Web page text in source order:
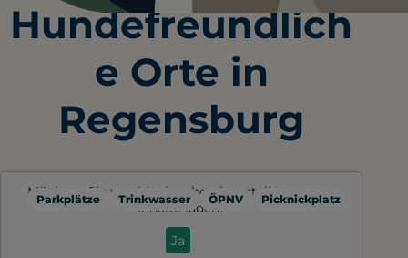
Hundefreundlich
e Orte in
Regensburg
Parkplätze Trinkwasser ÖPNV Picknickplatz
Möchten Sie von Mapbox
bereitgestellte externe
Inhalte laden?
Ja